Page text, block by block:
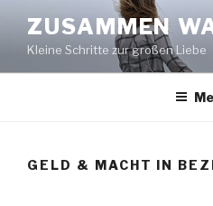
Inhalt
springen
ZUSAMMEN
Kleine Schritte zur großen Liebe
GELD & MACHT IN